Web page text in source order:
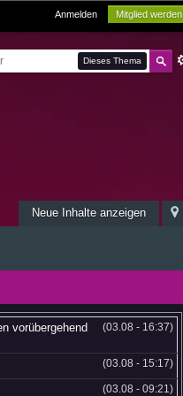
Anmelden Mitglied werden
Dieses Thema
Neue Inhalte anzeigen
(03.08 - 16:37)
vorübergehend
(03.08 - 15:17)
(03.08 - 09:21)